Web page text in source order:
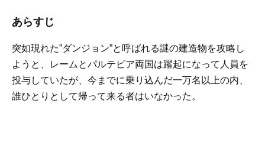
あらすじ
突如現れた”ダンジョン”と呼ばれる謎の建造物を攻略し
ようと、レームとパルテビア両国は躍起になって人員を
投与していたが、今までに乗り込んだ一万名以上の内、
誰ひとりとして帰って来る者はいなかった。